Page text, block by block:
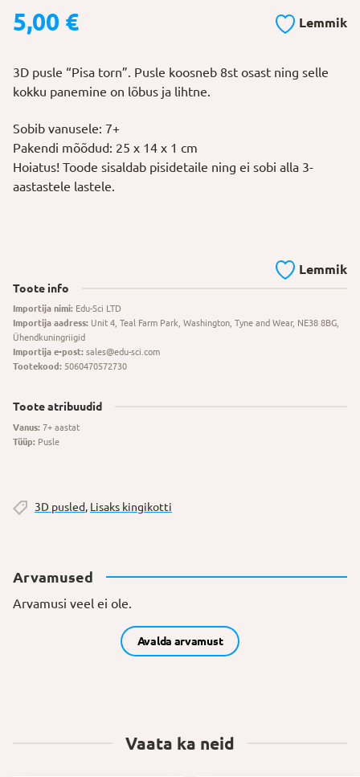
5,00 € Lemmik
3D pusle “Pisa torn”. Pusle koosneb 8st osast ning selle
kokku panemine on lõbus ja lihtne.
Sobib vanusele: 7+
Pakendi mõõdud: 25 x 14 x 1 cm
Hoiatus! Toode sisaldab pisidetaile ning ei sobi alla 3-
aastastele lastele.
Lemmik
Toote info
Importija nimi: Edu-Sci LTD
Importija aadress: Unit 4, Teal Farm Park, Washington, Tyne and Wear, NE38 8BG,
Ühendkuningriigid
Importija e-post: sales@edu-sci.com
Tootekood: 5060470572730
Toote atribuudid
Vanus: 7+ aastat
Tüüp: Pusle
3D pusled, Lisaks kingikotti
Arvamused
Arvamusi veel ei ole.
Avalda arvamust
Vaata ka neid